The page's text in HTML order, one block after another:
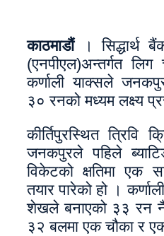
काठमाडौं। सिद्धार्थ
(एनपीएल)अन्तर्गत
कर्णाली याक्सले
३० रनको मध्यम लक्ष्य
कीर्तिपुरस्थित त्रिवि
जनकपुरले पहिले
विकेटको क्षतिमा
तयार पारेको हो ।
शेखले बनाएको ३३ रन
३२ बलमा एक चौका र